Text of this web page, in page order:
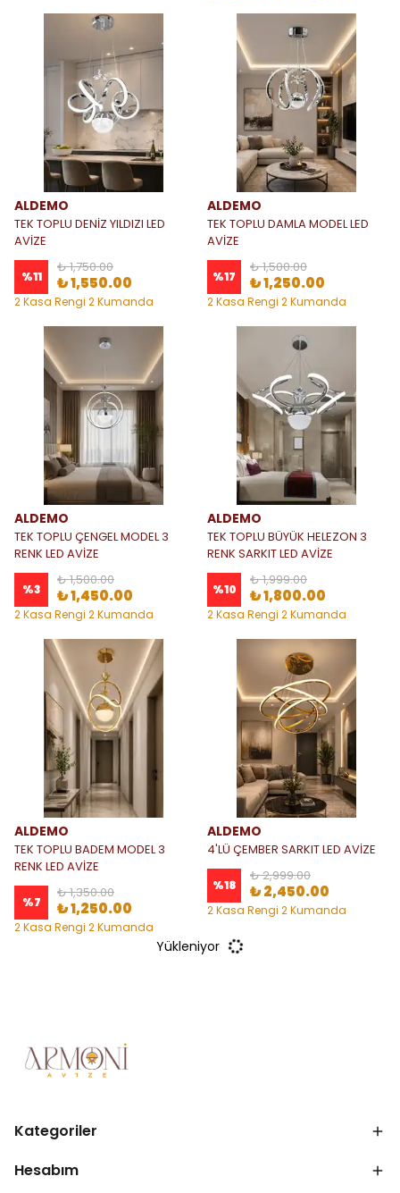
ALDEMO
TEK TOPLU DENİZ YILDIZI LED
AVİZE
%11
₺ 1,750.00
₺ 1,550.00
2 Kasa Rengi 2 Kumanda
ALDEMO
TEK TOPLU DAMLA MODEL LED
AVİZE
%17
₺ 1,500.00
₺ 1,250.00
2 Kasa Rengi 2 Kumanda
ALDEMO
TEK TOPLU ÇENGEL MODEL 3
RENK LED AVİZE
%3
₺ 1,500.00
₺ 1,450.00
2 Kasa Rengi 2 Kumanda
ALDEMO
TEK TOPLU BÜYÜK HELEZON 3
RENK SARKIT LED AVİZE
%10
₺ 1,999.00
₺ 1,800.00
2 Kasa Rengi 2 Kumanda
ALDEMO
TEK TOPLU BADEM MODEL 3
RENK LED AVİZE
%7
₺ 1,350.00
₺ 1,250.00
2 Kasa Rengi 2 Kumanda
ALDEMO
4'LÜ ÇEMBER SARKIT LED AVİZE
%18
₺ 2,999.00
₺ 2,450.00
2 Kasa Rengi 2 Kumanda
Yükleniyor
Kategoriler
Hesabım